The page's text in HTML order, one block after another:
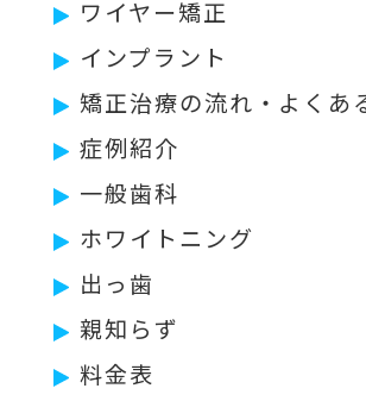
ワイヤー矯正
インプラント
矯正治療の流れ・よくあ
症例紹介
一般歯科
ホワイトニング
出っ歯
親知らず
料金表